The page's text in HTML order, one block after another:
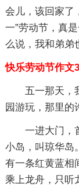
会儿，该回家了
一”劳动节，真
么说，我和弟弟
快乐劳动节作文
五一那天，
园游玩，那里的
一进大门，
小岛，叫琼华岛
有一条红黄蓝相
乘上龙舟，只听